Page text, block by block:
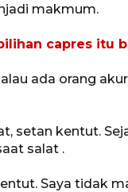
makmum.
capres itu
ada orang
setan kentut.
salat .
Saya tidak